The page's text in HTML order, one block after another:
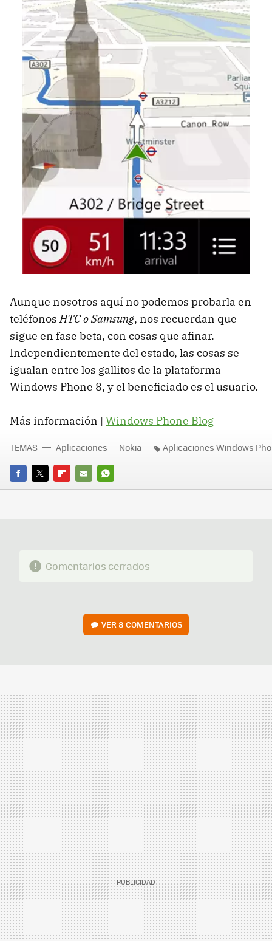
Aunque nosotros aquí no podemos probarla en
teléfonosHTC o Samsung, nos recuerdan que
sigue en fase beta, con cosas que afinar.
Independientemente del estado, las cosas se
igualan entre los gallitos de la plataforma
Windows Phone 8, y el beneficiado es el usuario.
Más información | Windows Phone Blog
FACEBOOK
TWITTERFLIPBOARD
E-
WHATSAPP
TEMAS Aplicaciones Nokia Aplicaciones Windows
Comentarios cerrados
VER8 COMENTARIOS